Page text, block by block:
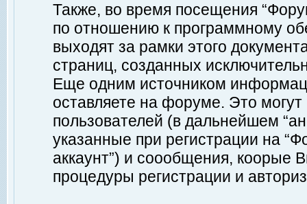
Также, во время посещения
по отношению к программному
выходят за рамки этого
страниц, созданных
Еще одним источником
оставляете на форуме. Это
пользователей (в дальнейшем
указанные при регистрации на
аккаунт”) и соообщения, коорые
процедуры регистрации и